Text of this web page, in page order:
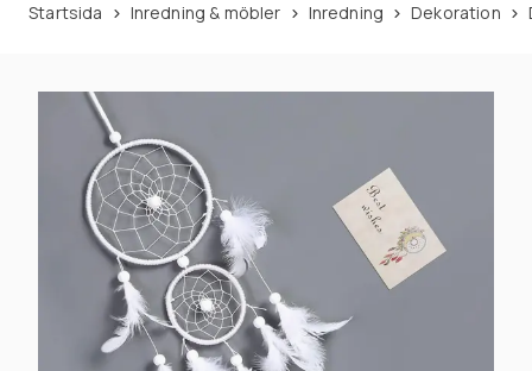
Startsida Inredning & möbler Inredning Dekoration